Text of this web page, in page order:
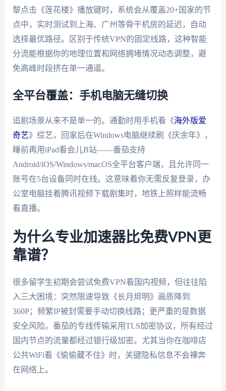
黎点击《莲花楼》播放键时，系统会从覆盖20+国家的节
点中，实时测试到上海、广州等骨干机房的延迟，自动
选择最优路径。区别于传统VPN的固定线路，这种智能
分流能根据你的地理位置和网络拥堵情况动态调整，避
免高峰时段挤在单一通道。
全平台覆盖：手机电脑无缝切换
追剧场景从来不是单一的。通勤时用手机看《海外版爱
奇艺》综艺，回家后在Windows电脑继续刷《庆余年》，
睡前再用iPad看会儿B站——番茄支持
Android/iOS/Windows/macOS全平台客户端，且允许同一
账号在5台设备同时在线。这意味着你无需反复登录，办
公室电脑挂着腾讯视频下载剧集时，地铁上照样能流畅
看直播。
为什么专业加速器比免费VPN更
靠谱？
很多留学生初期会尝试免费VPN看国内视频，但往往陷
入三大困境：突然限速导致《长月烬明》画质降到
360P；频繁IP被封需要手动切换线路；更严重的是数据
安全风险。番茄的专线传输采用TLS加密协议，所有经过
国内节点的流量都经过银行级加密。尤其当你在咖啡店
公共WiFi看《偷偷藏不住》时，关键隐私信息不会裸奔
在网络上。